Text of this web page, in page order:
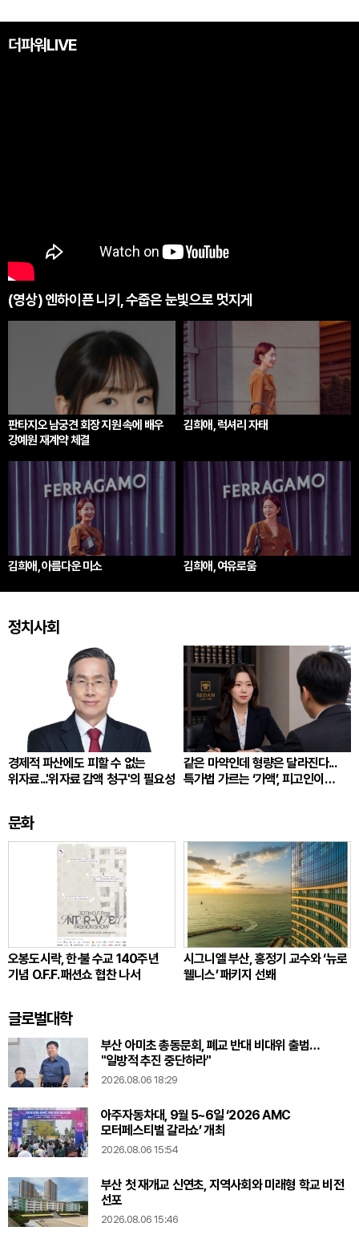
더파워LIVE
(영상) 엔하이픈 니키, 수줍은 눈빛으로 멋지게
판타지오 남궁견 회장 지원 속에 배우
강예원 재계약 체결
김희애, 럭셔리 자태
김희애, 아름다운 미소 김희애, 여유로움
정치사회
경제적 파산에도 피할 수 없는
위자료...'위자료 감액 청구'의 필요성
같은 마약인데 형량은 달라진다...
특가법 가르는 ‘가액’, 피고인이
문화
오봉도시락, 한·불 수교 140주년
기념 O.F.F. 패션쇼 협찬 나서
시그니엘 부산, 홍정기 교수와 ‘뉴로
웰니스’ 패키지 선봬
글로벌대학
부산 아미초 총동문회, 폐교 반대 비대위 출범…
"일방적 추진 중단하라"
2026.08.06 18:29
아주자동차대, 9월 5~6일 ‘2026 AMC
모터페스티벌 갈라쇼’ 개최
2026.08.06 15:54
부산 첫 재개교 신연초, 지역사회와 미래형 학교 비전
선포
2026.08.06 15:46